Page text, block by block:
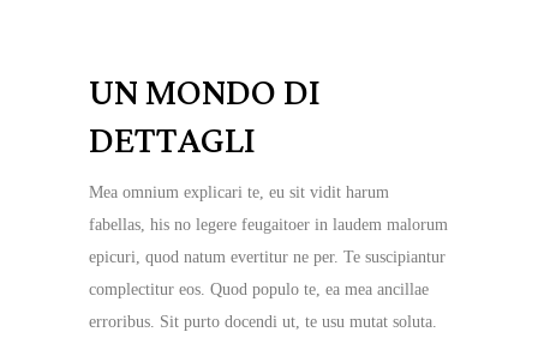
UN MONDO DI
DETTAGLI
Mea omnium explicari te, eu sit vidit harum
fabellas, his no legere feugaitoer in laudem malorum
epicuri, quod natum evertitur ne per. Te suscipiantur
complectitur eos. Quod populo te, ea mea ancillae
erroribus. Sit purto docendi ut, te usu mutat soluta.